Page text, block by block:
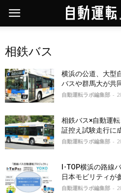
相鉄バス
横浜の公道、大型
バスや群馬大が共
自動運転ラボ編集部 -
相鉄バス×自動運
証控え試験走行に
自動運転ラボ編集部 -
I･TOP横浜の路線
日本モビリティが
自動運転ラボ編集部 -